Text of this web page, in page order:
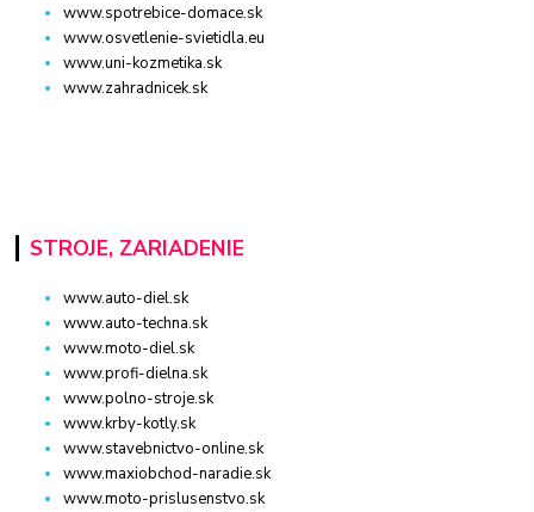
www.spotrebice-domace.sk
www.osvetlenie-svietidla.eu
www.uni-kozmetika.sk
www.zahradnicek.sk
STROJE, ZARIADENIE
www.auto-diel.sk
www.auto-techna.sk
www.moto-diel.sk
www.profi-dielna.sk
www.polno-stroje.sk
www.krby-kotly.sk
www.stavebnictvo-online.sk
www.maxiobchod-naradie.sk
www.moto-prislusenstvo.sk